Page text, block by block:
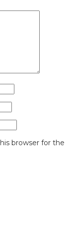
browser for the